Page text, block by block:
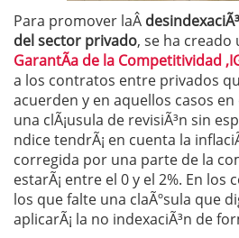
Para promover laÂ
del sector privado, se ha creado
GarantÃ­a de la Competitividad
a los contratos entre privados
acuerden y en aquellos casos
una clÃ¡usula de revisiÃ³n sin
ndice tendrÃ¡ en cuenta la
corregida por una parte de la
estarÃ¡ entre el 0 y el 2%. En
los que falte una claÃºsula que
aplicarÃ¡ la no indexaciÃ³n de